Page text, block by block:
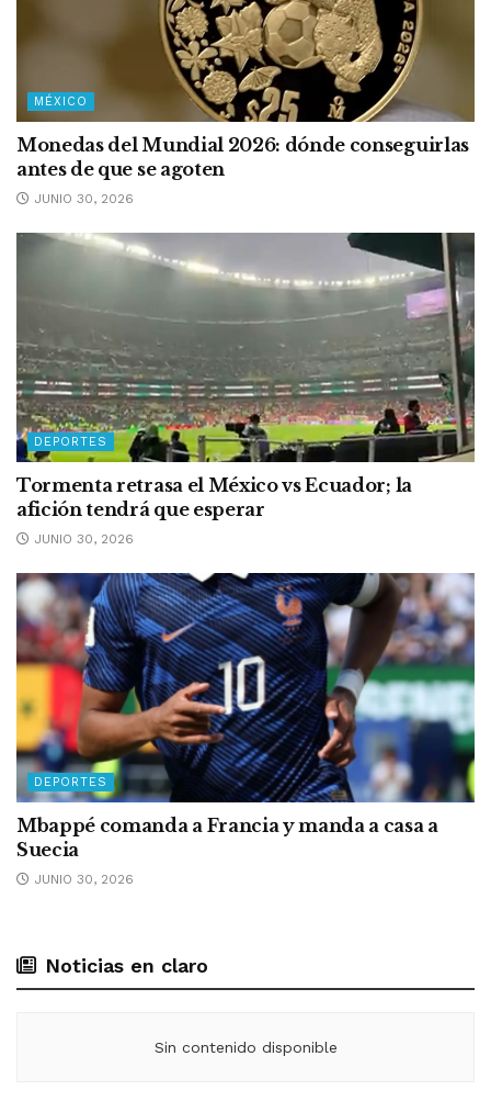
MÉXICO
Monedas del Mundial 2026: dónde conseguirlas
antes de que se agoten
JUNIO 30, 2026
DEPORTES
Tormenta retrasa el México vs Ecuador; la
afición tendrá que esperar
JUNIO 30, 2026
DEPORTES
Mbappé comanda a Francia y manda a casa a
Suecia
JUNIO 30, 2026
Noticias en claro
Sin contenido disponible